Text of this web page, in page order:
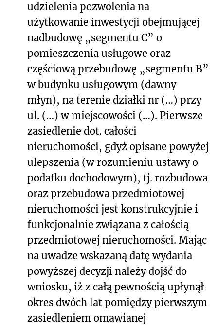
udzielenia pozwolenia na
użytkowanie inwestycji obejmującej
nadbudowę „segmentu C” o
pomieszczenia usługowe oraz
częściową przebudowę „segmentu B”
w budynku usługowym (dawny
młyn), na terenie działki nr (…) przy
ul. (…) w miejscowości (…). Pierwsze
zasiedlenie dot. całości
nieruchomości, gdyż opisane powyżej
ulepszenia (w rozumieniu ustawy o
podatku dochodowym), tj. rozbudowa
oraz przebudowa przedmiotowej
nieruchomości jest konstrukcyjnie i
funkcjonalnie związana z całością
przedmiotowej nieruchomości. Mając
na uwadze wskazaną datę wydania
powyższej decyzji należy dojść do
wniosku, iż z całą pewnością upłynął
okres dwóch lat pomiędzy pierwszym
zasiedleniem omawianej